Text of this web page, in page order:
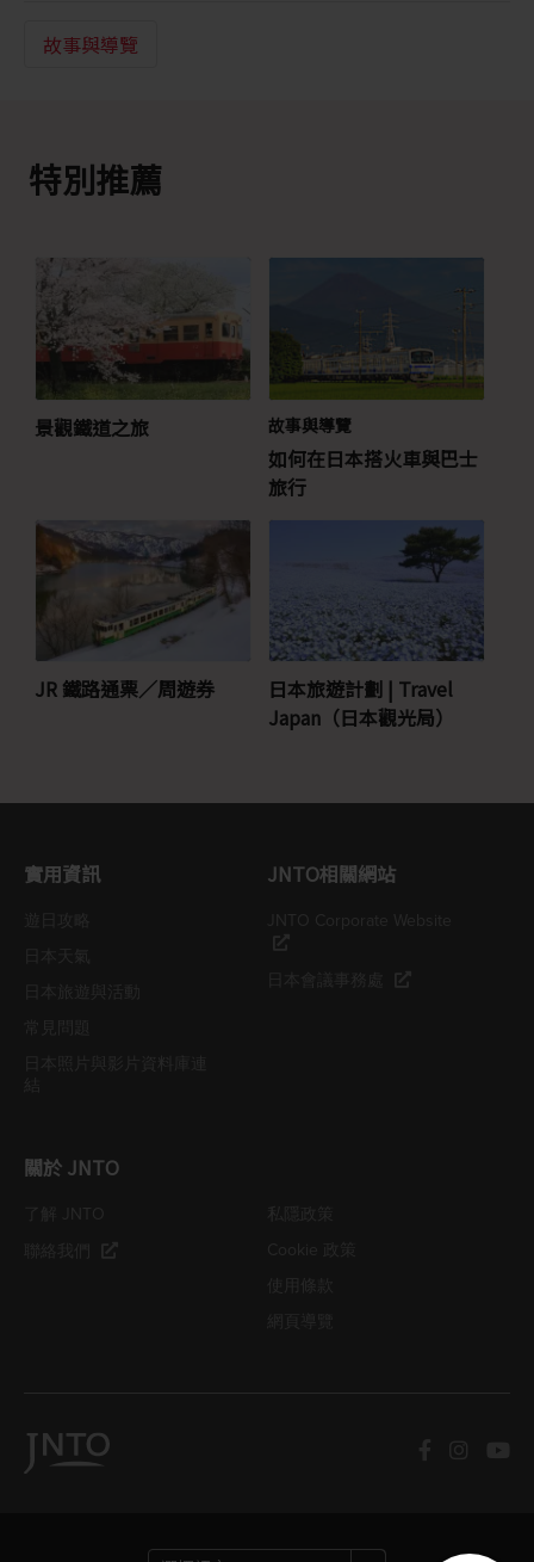
故事與導覽
特別推薦
景觀鐵道之旅 故事與導覽
如何在日本搭火車與巴士
旅行
JR 鐵路通票∕周遊券
日本旅遊計劃 | Travel
Japan（日本觀光局）
實用資訊 JNTO相關網站
關於 JNTO